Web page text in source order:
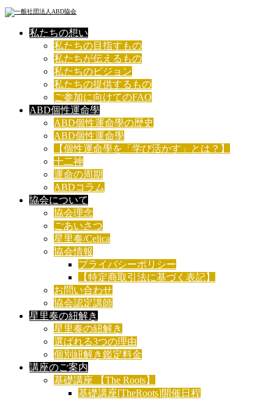
私たちの想い
私たちの目指すもの
私たちが伝えるもの
私たちのビジョン
私たちの提供するもの
ご参加に向けてのFAQ
ABD個性運命學
ABD個性運命學の歴史
ABD個性運命學
【個性運命學を「学び活かす」とは？】
十二神
運命の周期
ABDコラム
協会について
協会理念
ごあいさつ
星里奏/Celica
協会情報
プライバシーポリシー
【特定商取引法に基づく表記】
お問い合わせ
協会認定講師
星里奏の紐解き
星里奏の紐解き
選ばれる3つの理由
個別紐解き鑑定料金
講座のご案内
基礎講座 【The Roots】
基礎講座[TheRoots]開催日程